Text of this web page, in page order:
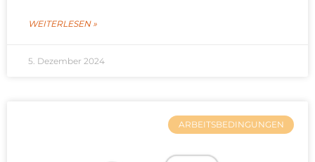
WEITERLESEN »
5. Dezember 2024
ARBEITSBEDINGUNGEN